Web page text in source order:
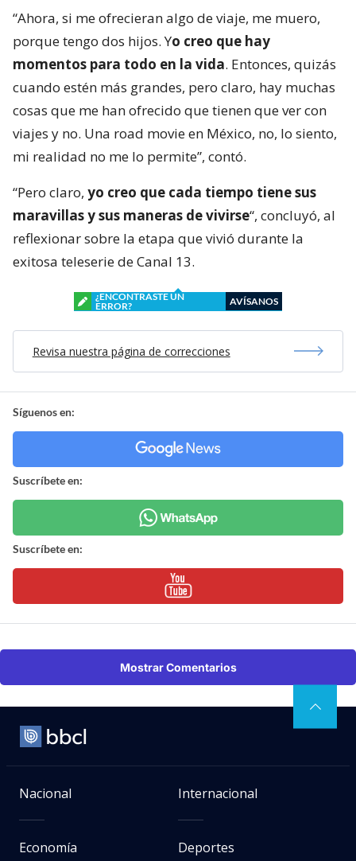
“Ahora, si me ofrecieran algo de viaje, me muero,
porque tengo dos hijos. Yo creo que hay
momentos para todo en la vida. Entonces, quizás
cuando estén más grandes, pero claro, hay muchas
cosas que me han ofrecido que tienen que ver con
viajes y no. Una road movie en México, no, lo siento,
mi realidad no me lo permite”, contó.
“Pero claro, yo creo que cada tiempo tiene sus
maravillas y sus maneras de vivirse“, concluyó, al
reflexionar sobre la etapa que vivió durante la
exitosa teleserie de Canal 13.
¿ENCONTRASTE UN
ERROR?
AVÍSANOS
Revisa nuestra página de correcciones
Síguenos en:
Suscríbete en:
Suscríbete en:
Mostrar Comentarios
Nacional Internacional
Economía Deportes